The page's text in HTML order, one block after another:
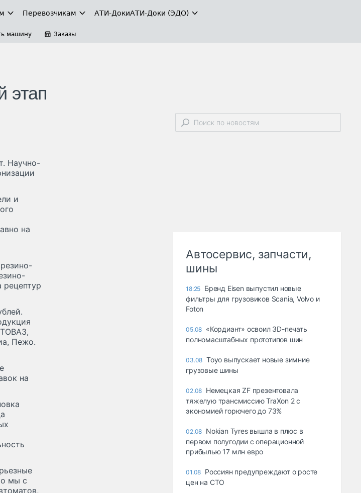
Перевозчикам АТИ-ДокиАТИ-Доки (ЭДО)
машину Заказы
этап
Научно-
и
на
рецептур
Пежо.
на
мы с
Автосервис, запчасти,
шины
18:25 Бренд Eisen выпустил новые
фильтры для грузовиков Scania, Volvo и
Foton
05.08 «Кордиант» освоил 3D-печать
полномасштабных прототипов шин
03.08 Toyo выпускает новые зимние
грузовые шины
02.08 Немецкая ZF презентовала
тяжелую трансмиссию TraXon 2 с
экономией горючего до 73%
02.08 Nokian Tyres вышла в плюс в
первом полугодии с операционной
прибылью 17 млн евро
01.08 Россиян предупреждают о росте
цен на СТО